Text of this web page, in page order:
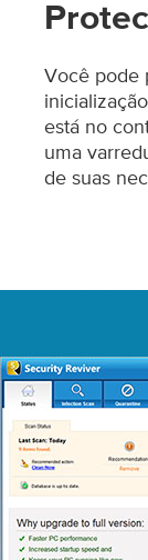
Você pode
está no
uma
de suas